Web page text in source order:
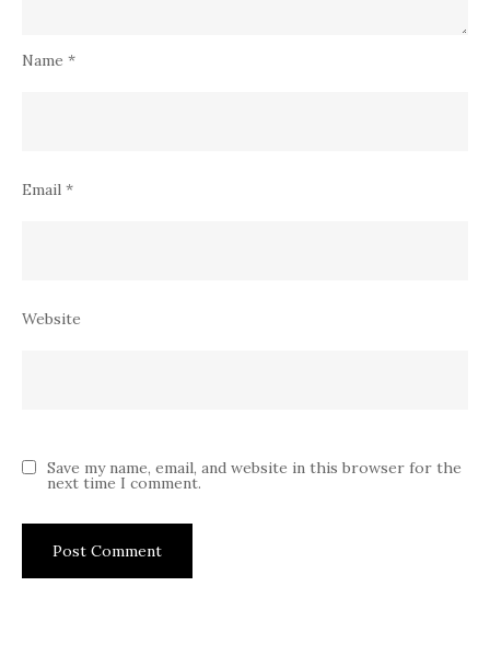
Name *
Email *
Website
Save my name, email, and website in this browser for the
next time I comment.